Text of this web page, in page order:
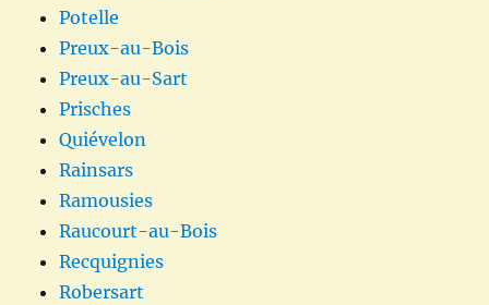
Potelle
Preux-au-Bois
Preux-au-Sart
Prisches
Quiévelon
Rainsars
Ramousies
Raucourt-au-Bois
Recquignies
Robersart